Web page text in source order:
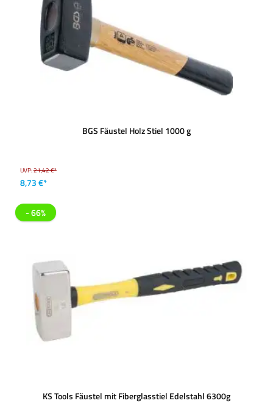
BGS Fäustel Holz Stiel 1000 g
UVP:21,42 €*
8,73 €*
- 66%
KS Tools Fäustel mit Fiberglasstiel Edelstahl 6300g